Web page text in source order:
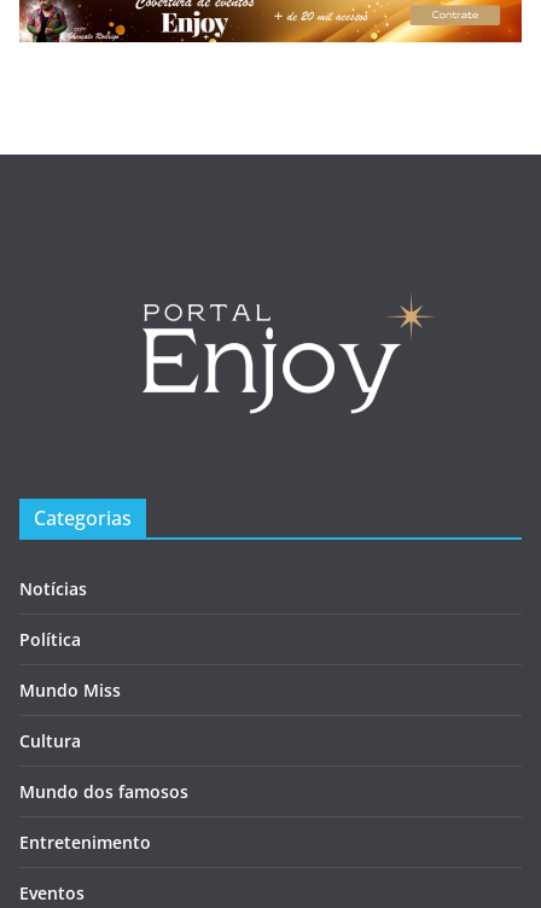
Categorias
Notícias
Política
Mundo Miss
Cultura
Mundo dos famosos
Entretenimento
Eventos